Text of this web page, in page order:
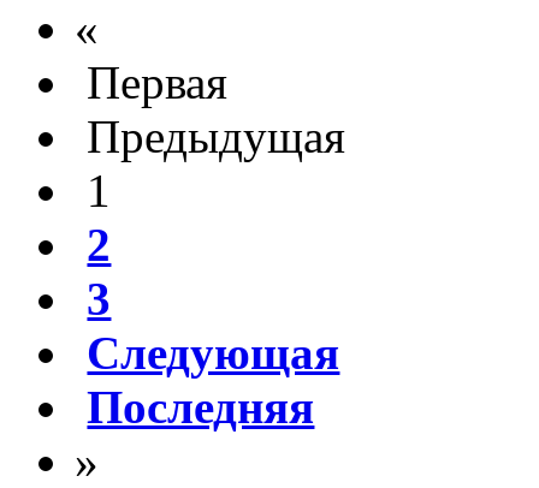
«
Первая
Предыдущая
1
2
3
Следующая
Последняя
»